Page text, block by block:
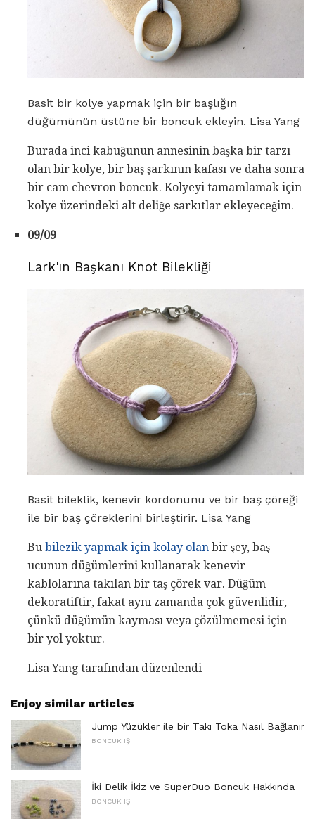
Basit bir kolye yapmak için bir başlığın
düğümünün üstüne bir boncuk ekleyin. Lisa Yang
Burada inci kabuğunun annesinin başka bir tarzı
olan bir kolye, bir baş şarkının kafası ve daha sonra
bir cam chevron boncuk. Kolyeyi tamamlamak için
kolye üzerindeki alt deliğe sarkıtlar ekleyeceğim.
09/09
Lark'ın Başkanı Knot Bilekliği
Basit bileklik, kenevir kordonunu ve bir baş çöreği
ile bir baş çöreklerini birleştirir. Lisa Yang
Bu bilezik yapmak için kolay olan bir şey, baş
ucunun düğümlerini kullanarak kenevir
kablolarına takılan bir taş çörek var. Düğüm
dekoratiftir, fakat aynı zamanda çok güvenlidir,
çünkü düğümün kayması veya çözülmemesi için
bir yol yoktur.
Lisa Yang tarafından düzenlendi
Enjoy similar articles
Jump Yüzükler ile bir Takı Toka Nasıl Bağlanır
BONCUK IŞI
İki Delik İkiz ve SuperDuo Boncuk Hakkında
BONCUK IŞI